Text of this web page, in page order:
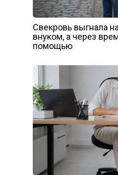
Свекровь выгнала
внуком, а через
помощью